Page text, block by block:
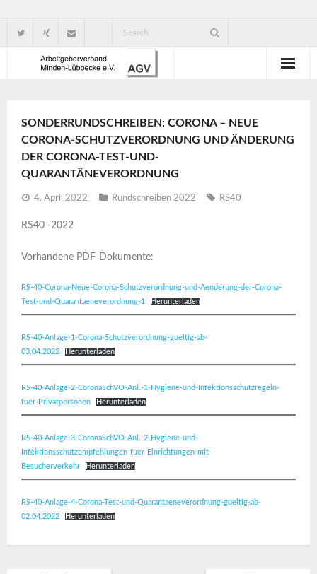
Verbandsorganisation
Ansprechpartner
Gute Gründe für eine Mitgliedschaft
SONDERRUNDSCHREIBEN: CORONA – NEUE
CORONA-SCHUTZVERORDNUNG UND ÄNDERUNG
DER CORONA-TEST-UND-
QUARANTÄNEVERORDNUNG
4. April 2022 Rundschreiben 2022 RS40
RS40 -2022
Vorhandene PDF-Dokumente:
RS-40-Corona-Neue-Corona-Schutzverordnung-und-Aenderung-der-Corona-
Test-und-Quarantaeneverordnung-1
Herunterladen
RS-40-Anlage-1-Corona-Schutzverordnung-gueltig-ab-
03.04.2022
Herunterladen
RS-40-Anlage-2-CoronaSchVO-Anl.-1-Hygiene-und-Infektionsschutzregeln-
fuer-Privatpersonen
Herunterladen
RS-40-Anlage-3-CoronaSchVO-Anl.-2-Hygiene-und-
Infektionsschutzempfehlungen-fuer-Einrichtungen-mit-
Besucherverkehr
Herunterladen
RS-40-Anlage-4-Corona-Test-und-Quarantaeneverordnung-gueltig-ab-
02.04.2022
Herunterladen